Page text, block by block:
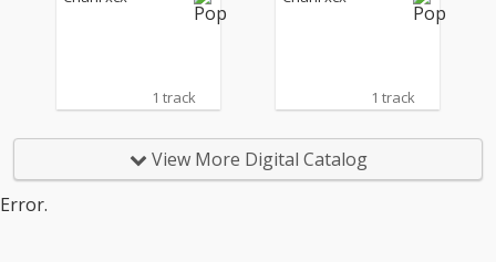
ラブカルチャー／ダン
荒々しく歪んだギター
ラブカルチャー／ダン
荒々しく歪んだギター
1 track 1 track
View More Digital Catalog
Error.